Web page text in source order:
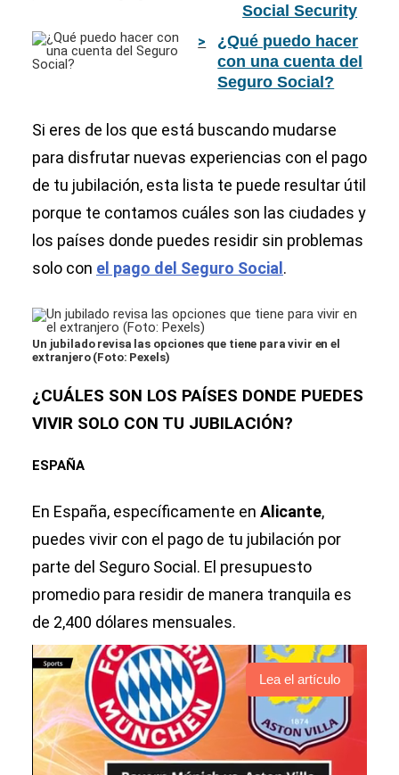
Social Security
a la plataforma
Login.gov?
¿Qué puedo hacer
con una cuenta del
Seguro Social?
Si eres de los que está buscando mudarse
para disfrutar nuevas experiencias con el pago
de tu jubilación, esta lista te puede resultar útil
porque te contamos cuáles son las ciudades y
los países donde puedes residir sin problemas
solo con el pago del Seguro Social .
Un jubilado revisa las opciones que tiene para vivir en el
extranjero (Foto: Pexels)
¿CUÁLES SON LOS PAÍSES DONDE PUEDES
VIVIR SOLO CON TU JUBILACIÓN?
ESPAÑA
En España, específicamente en Alicante,
puedes vivir con el pago de tu jubilación por
parte del Seguro Social. El presupuesto
promedio para residir de manera tranquila es
de 2,400 dólares mensuales.
Lea el artículo